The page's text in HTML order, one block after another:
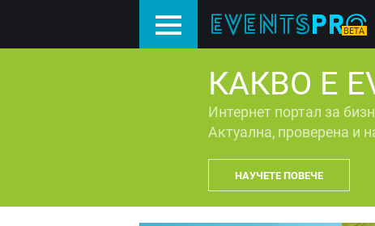
КАКВО Е
Интернет портал за
Актуална, проверена и
НАУЧЕТЕ ПОВЕЧЕ